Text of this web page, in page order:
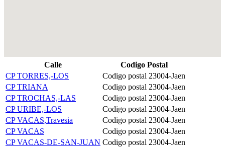
Calle
Codigo Postal
CP TORRES,-LOS
Codigo postal 23004-Jaen
CP TRIANA
Codigo postal 23004-Jaen
CP TROCHAS,-LAS
Codigo postal 23004-Jaen
CP URIBE,-LOS
Codigo postal 23004-Jaen
CP VACAS,Travesia
Codigo postal 23004-Jaen
CP VACAS
Codigo postal 23004-Jaen
CP VACAS-DE-SAN-JUAN Codigo postal 23004-Jaen